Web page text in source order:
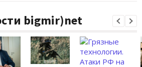
bigmir)net